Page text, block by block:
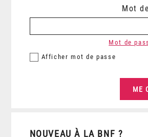
Mot
Afficher mot de passe
Mot de
NOUVEAU À LA BNF ?